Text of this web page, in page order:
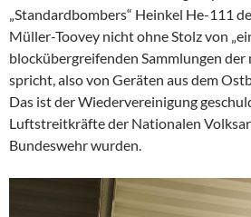
„Standardbombers“ Heinkel He-111
Müller-Toovey nicht ohne Stolz von
blockübergreifenden Sammlungen
spricht, also von Geräten aus dem
Das ist der Wiedervereinigung
Luftstreitkräfte der Nationalen
Bundeswehr wurden.